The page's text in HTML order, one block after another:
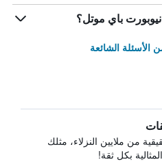
باي موتل؟
الشائعة
من ملايين النزلاء، مثلك
بكل ثقة!